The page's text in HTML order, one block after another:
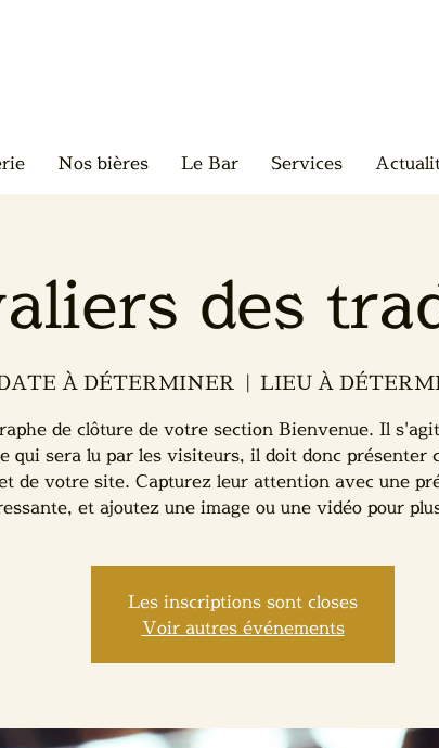
Nos bières Le Bar Services
des
À DÉTERMINER
  |
LIEU À
de clôture de votre section Bienvenue. Il
qui sera lu par les visiteurs, il doit donc présenter
de votre site. Capturez leur attention avec une
et ajoutez une image ou une vidéo pour
Les inscriptions sont closes
Voir autres événements